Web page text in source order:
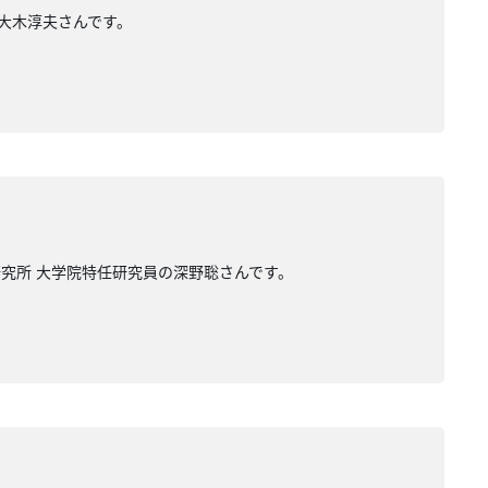
淳夫さんです。
大学院特任研究員の深野聡さんです。